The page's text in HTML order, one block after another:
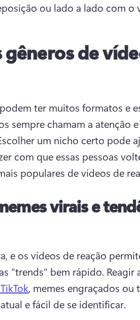
ou lado a lado com o
de
ter muitos formatos e
sempre chamam a atenção
um nicho certo pode
com que essas pessoas
populares de vídeos de
virais e
e os vídeos de reação
"trends" bem rápido. Reagir
, memes engraçados ou
e fácil de se identificar.